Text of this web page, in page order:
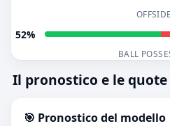
52%
BALL
Il pronostico e le quote
🎯 Pronostico del modello